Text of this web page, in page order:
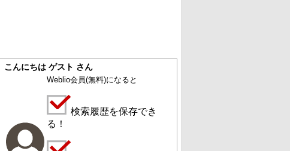
こんにちは ゲスト さん
Weblio会員(無料)になると
検索履歴を保存でき
る！